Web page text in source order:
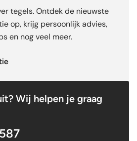
tegels. Ontdek de nieuwste
op, krijg persoonlijk advies,
en nog veel meer.
Wij helpen je graag